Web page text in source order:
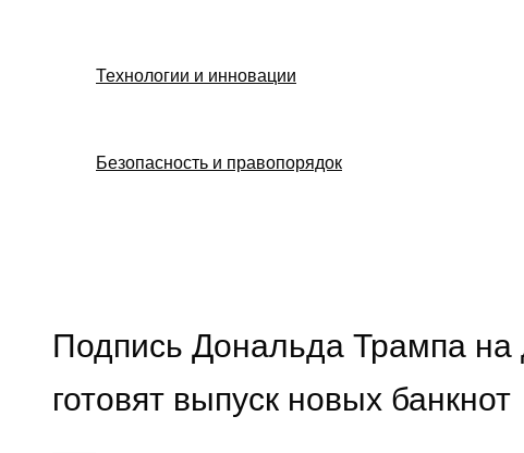
Технологии и инновации
Безопасность и правопорядок
Подпись Дональда Трампа
готовят выпуск новых банкнот